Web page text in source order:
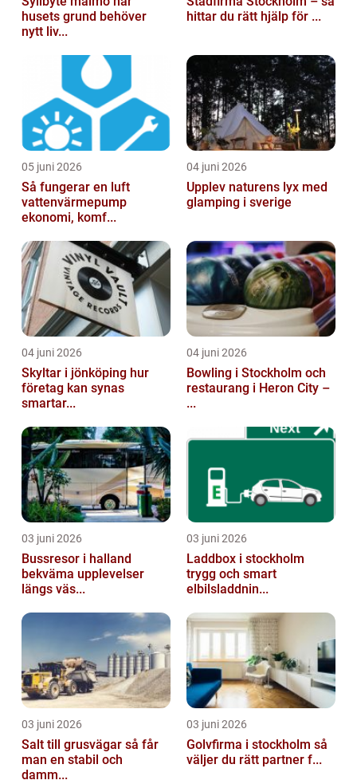
husets grund behöver
nytt liv...
hittar du rätt hjälp för ...
05 juni 2026
Så fungerar en luft
vattenvärmepump
ekonomi, komf...
04 juni 2026
Upplev naturens lyx med
glamping i sverige
04 juni 2026
Skyltar i jönköping hur
företag kan synas
smartar...
04 juni 2026
Bowling i Stockholm och
restaurang i Heron City –
...
03 juni 2026
Bussresor i halland
bekväma upplevelser
längs väs...
03 juni 2026
Laddbox i stockholm
trygg och smart
elbilsladdnin...
03 juni 2026
Salt till grusvägar så får
man en stabil och
damm...
03 juni 2026
Golvfirma i stockholm så
väljer du rätt partner f...